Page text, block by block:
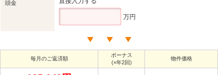
頭金
万円
毎月のご返済額
ボーナス
(×年2回)
物件価格